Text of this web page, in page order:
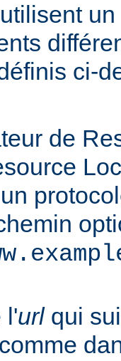
ci-
de
l'urlqui